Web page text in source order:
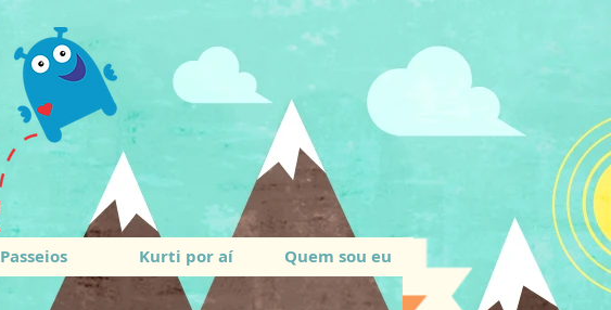
Passeios Kurti por aí Quem sou eu